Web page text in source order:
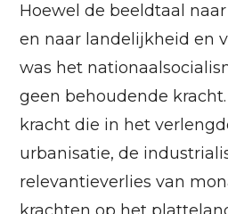
Hoewel de beeldtaal
en naar landelijkheid en
was het
geen behoudende
kracht die in het
urbanisatie, de
relevantieverlies van